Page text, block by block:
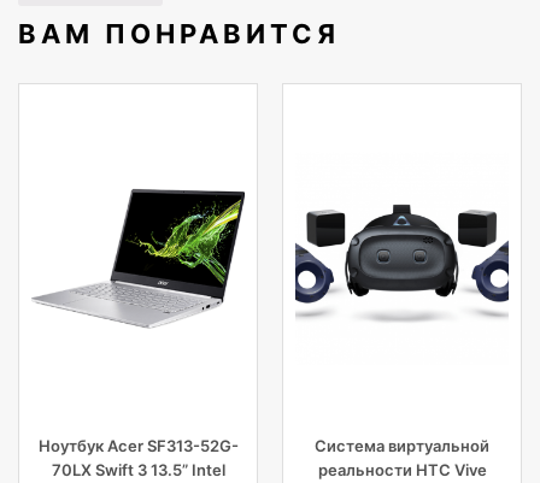
ВАМ ПОНРАВИТСЯ
Ноутбук Acer SF313-52G-
70LX Swift 3 13.5” Intel
Система виртуальной
реальности HTC Vive